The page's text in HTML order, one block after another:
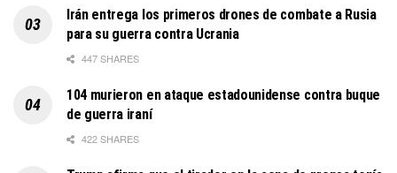
Irán entrega los primeros drones de combate a Rusia
para su guerra contra Ucrania
447 SHARES
104 murieron en ataque estadounidense contra buque
de guerra iraní
422 SHARES